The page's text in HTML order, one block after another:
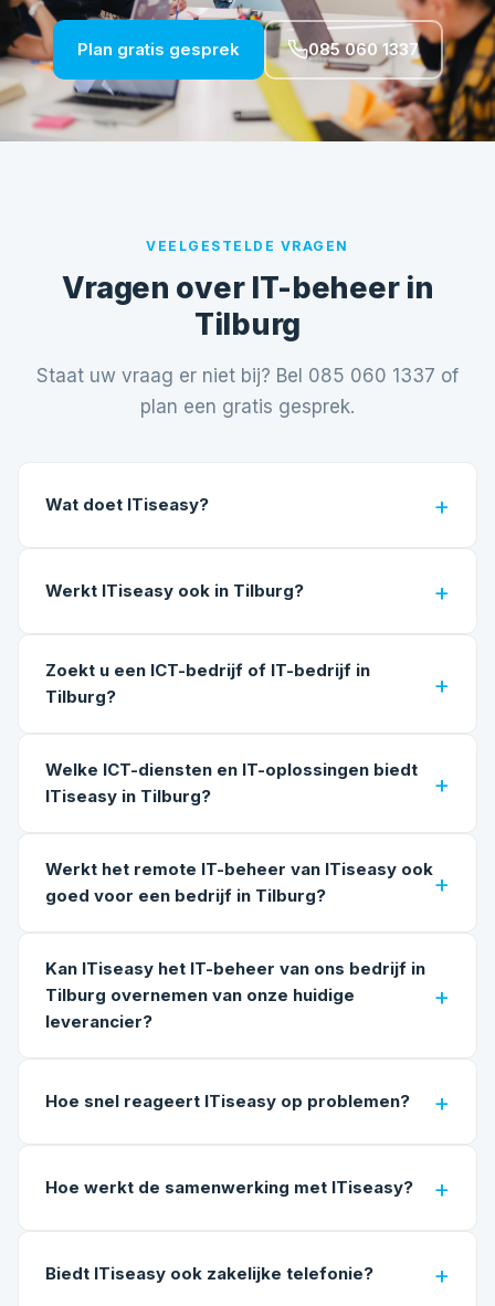
Plan gratis gesprek 085 060 1337
VEELGESTELDE VRAGEN
Vragen over IT-beheer in
Tilburg
Staat uw vraag er niet bij? Bel 085 060 1337 of
plan een gratis gesprek.
Wat doet ITiseasy?
Werkt ITiseasy ook in Tilburg?
Zoekt u een ICT-bedrijf of IT-bedrijf in
Tilburg?
Welke ICT-diensten en IT-oplossingen biedt
ITiseasy in Tilburg?
Werkt het remote IT-beheer van ITiseasy ook
goed voor een bedrijf in Tilburg?
Kan ITiseasy het IT-beheer van ons bedrijf in
Tilburg overnemen van onze huidige
leverancier?
Hoe snel reageert ITiseasy op problemen?
Hoe werkt de samenwerking met ITiseasy?
Biedt ITiseasy ook zakelijke telefonie?